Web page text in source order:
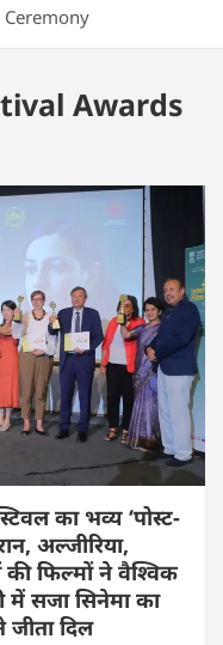
Ceremony
Awards
का भव्य ‘पोस्ट-
अल्जीरिया,
की फिल्मों ने वैश्विक
में सजा सिनेमा का
दिल